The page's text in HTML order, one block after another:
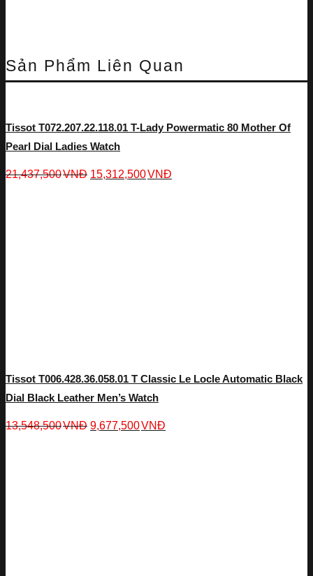
Sản Phẩm Liên Quan
Tissot T072.207.22.118.01 T-Lady Powermatic 80 Mother Of
Pearl Dial Ladies Watch
21,437,500VNĐ 15,312,500VNĐ
Tissot T006.428.36.058.01 T Classic Le Locle Automatic Black
Dial Black Leather Men’s Watch
13,548,500VNĐ 9,677,500VNĐ